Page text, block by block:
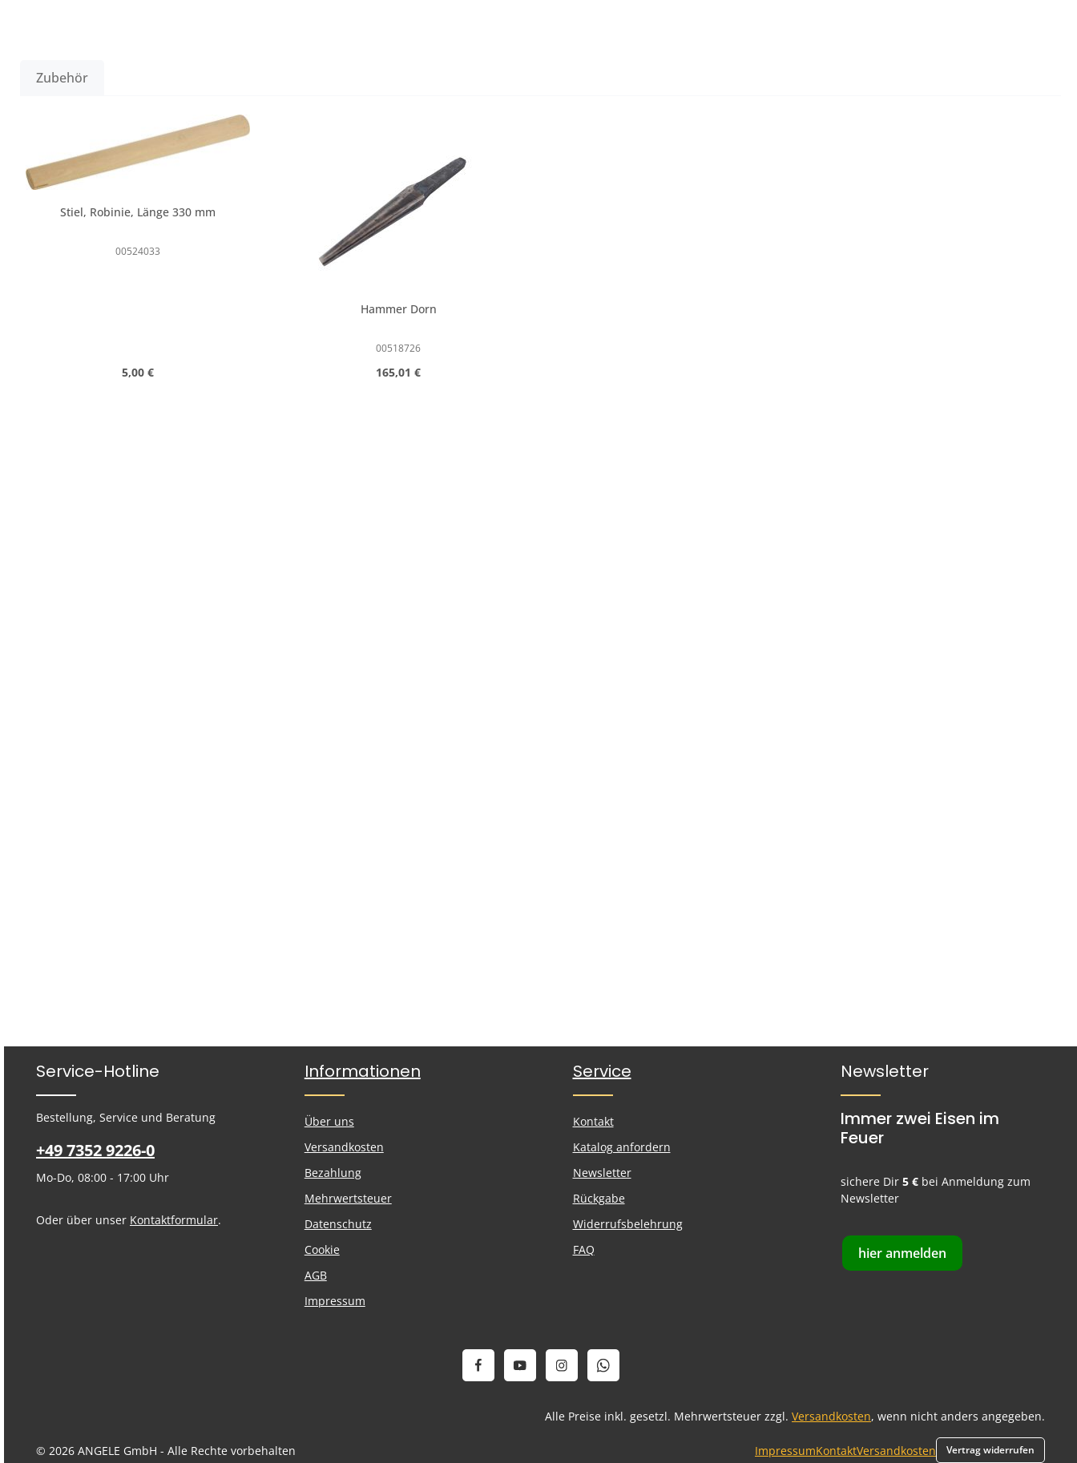
Zubehör
Stiel, Robinie, Länge 330 mm
00524033
Regulärer Preis:
5,00 €
Hammer Dorn
00518726
Regulärer Preis:
165,01 €
Service-Hotline
Bestellung, Service und Beratung
+49 7352 9226-0
Mo-Do, 08:00 - 17:00 Uhr
Oder über unser Kontaktformular.
Informationen
Über uns
Versandkosten
Bezahlung
Mehrwertsteuer
Datenschutz
Cookie
AGB
Impressum
Service
Kontakt
Katalog anfordern
Newsletter
Rückgabe
Widerrufsbelehrung
FAQ
Newsletter
Immer zwei Eisen im
Feuer
sichere Dir5 € bei Anmeldung zum
Newsletter
hier anmelden
Alle Preise inkl. gesetzl. Mehrwertsteuer zzgl. Versandkosten, wenn nicht anders angegeben.
© 2026 ANGELE GmbH - Alle Rechte vorbehalten ImpressumKontaktVersandkosten Vertrag widerrufen